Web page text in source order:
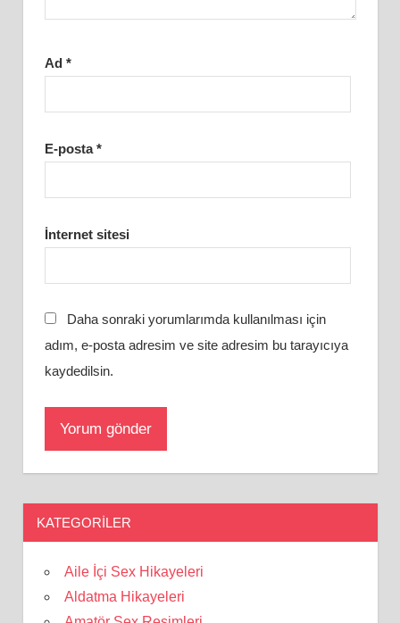
Ad *
E-posta*
İnternet sitesi
Daha sonraki yorumlarımda kullanılması için
adım, e-posta adresim ve site adresim bu tarayıcıya
kaydedilsin.
KATEGORILER
Aile İçi Sex Hikayeleri
Aldatma Hikayeleri